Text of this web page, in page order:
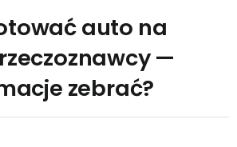
auto na
—
zebrać?